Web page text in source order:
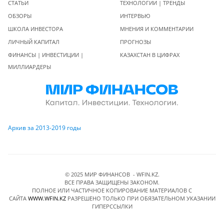
СТАТЬИ
ОБЗОРЫ
ШКОЛА ИНВЕСТОРА
ЛИЧНЫЙ КАПИТАЛ
ФИНАНСЫ | ИНВЕСТИЦИИ |
МИЛЛИАРДЕРЫ
ТЕХНОЛОГИИ | ТРЕНДЫ
ИНТЕРВЬЮ
МНЕНИЯ И КОММЕНТАРИИ
ПРОГНОЗЫ
КАЗАХСТАН В ЦИФРАХ
Архив за 2013-2019 годы
© 2025 МИР ФИНАНСОВ - WFIN.KZ.
ВСЕ ПРАВА ЗАЩИЩЕНЫ ЗАКОНОМ.
ПОЛНОЕ ИЛИ ЧАСТИЧНОЕ КОПИРОВАНИЕ МАТЕРИАЛОВ C
САЙТА WWW.WFIN.KZРАЗРЕШЕНО ТОЛЬКО ПРИ ОБЯЗАТЕЛЬНОМ УКАЗАНИИ
ГИПЕРССЫЛКИ